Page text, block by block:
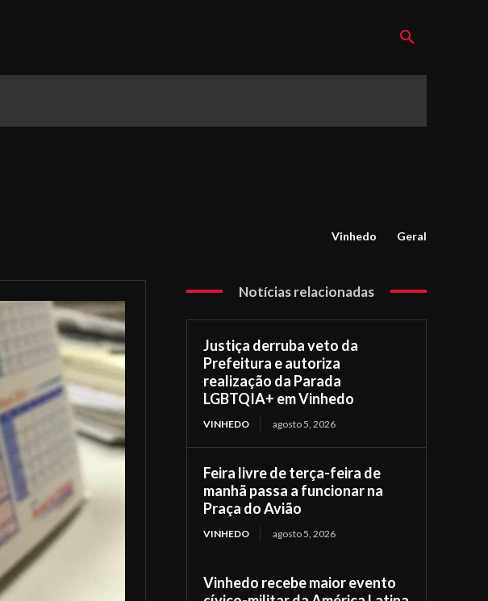
Vinhedo Geral
Notícias relacionadas
Justiça derruba veto da
Prefeitura e autoriza
realização da Parada
LGBTQIA+ em Vinhedo
VINHEDO agosto 5, 2026
Feira livre de terça-feira de
manhã passa a funcionar na
Praça do Avião
VINHEDO agosto 5, 2026
Vinhedo recebe maior evento